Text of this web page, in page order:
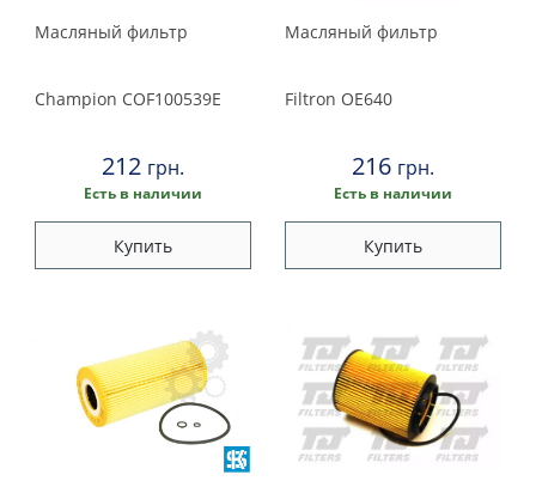
Масляный фильтр
Champion COF100539E
212 грн.
Есть в наличии
Купить
Масляный фильтр
Filtron OE640
216 грн.
Есть в наличии
Купить